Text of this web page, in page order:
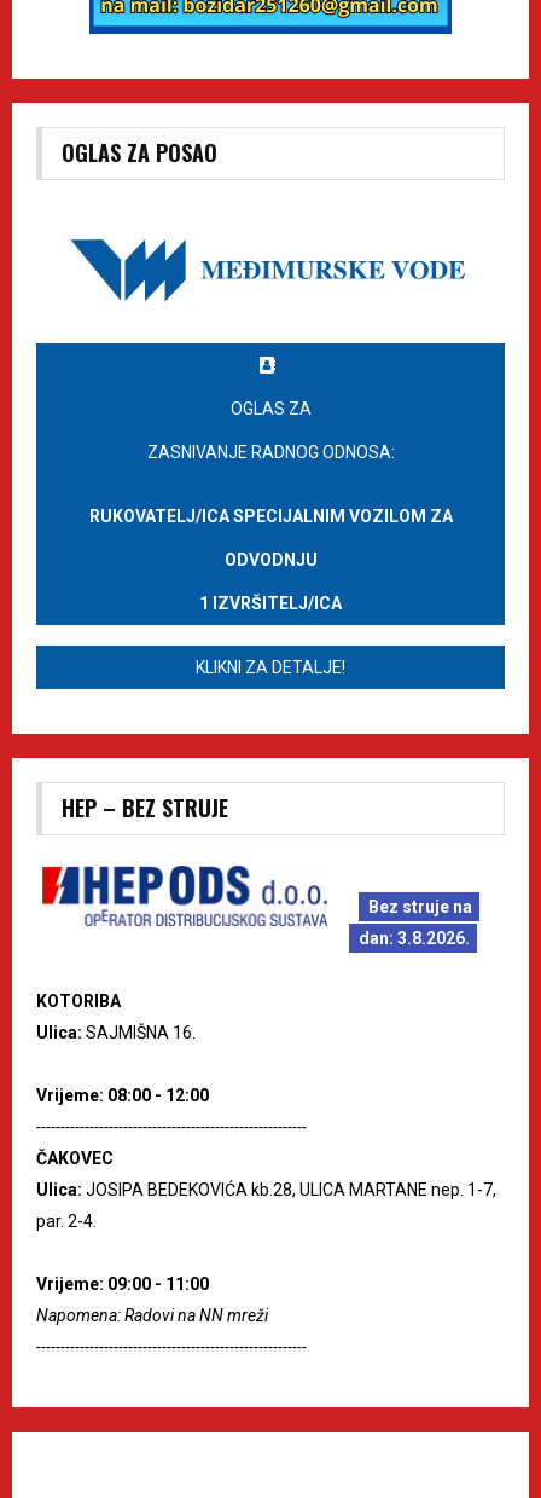
OGLAS ZA POSAO
OGLAS ZA
ZASNIVANJE RADNOG ODNOSA:
RUKOVATELJ/ICA SPECIJALNIM VOZILOM ZA
ODVODNJU
1 IZVRŠITELJ/ICA
KLIKNI ZA DETALJE!
HEP – BEZ STRUJE
Bez struje na
dan: 3.8.2026.
KOTORIBA
Ulica: SAJMIŠNA 16.
Vrijeme: 08:00 - 12:00
--------------------------------------------------------
ČAKOVEC
Ulica: JOSIPA BEDEKOVIĆA kb.28, ULICA MARTANE nep. 1-7,
par. 2-4.
Vrijeme: 09:00 - 11:00
Napomena: Radovi na NN mreži
--------------------------------------------------------